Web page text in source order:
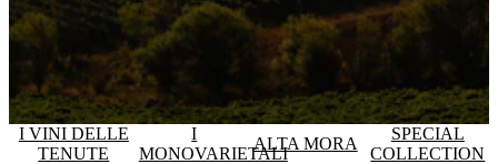
I VINI DELLE
TENUTE
I
MONOVARIETALI
ALTA MORA
SPECIAL
COLLECTION